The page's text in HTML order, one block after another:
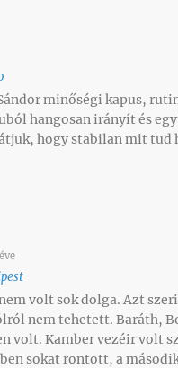
minőségi kapus,
hangosan irányít és
hogy stabilan mit tud
volt sok dolga. Azt
nem tehetett. Baráth,
volt. Kamber vezéir volt
sokat rontott, a